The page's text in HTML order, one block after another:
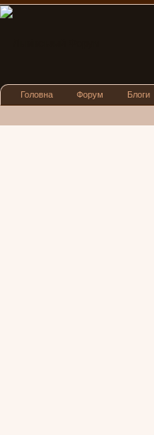
Головна Форум Блоги